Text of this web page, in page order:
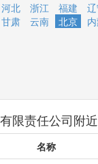
河北 浙江 福建
甘肃 云南 北京
限责任公司附
名称